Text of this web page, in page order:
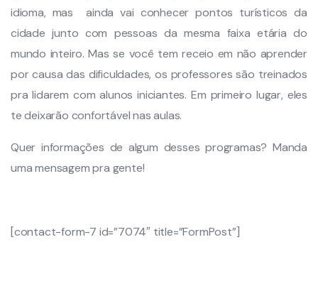
idioma, mas ainda vai conhecer pontos turísticos da
cidade junto com pessoas da mesma faixa etária do
mundo inteiro. Mas se você tem receio em não aprender
por causa das dificuldades, os professores são treinados
pra lidarem com alunos iniciantes. Em primeiro lugar, eles
te deixarão confortável nas aulas.
Quer informações de algum desses programas? Manda
uma mensagem pra gente!
[contact-form-7 id=”7074″ title=”FormPost”]